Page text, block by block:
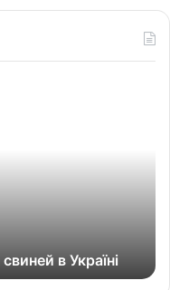
в Україні